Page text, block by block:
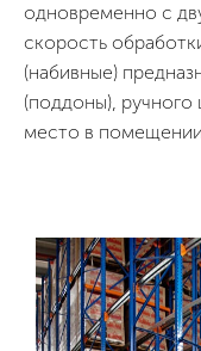
одновременно с
скорость
(набивные)
(поддоны),
место в